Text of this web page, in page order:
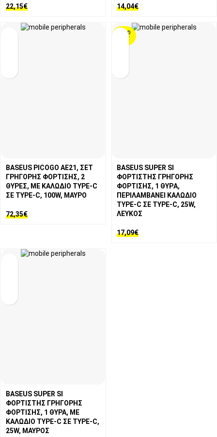
22,15€ 14,04€
BASEUS PICOGO AE21, ΣΕΤ
ΓΡΗΓΟΡΗΣ ΦΟΡΤΙΣΗΣ, 2
ΘΥΡΕΣ, ΜΕ ΚΑΛΩΔΙΟ TYPE-C
ΣΕ TYPE-C, 100W, ΜΑΥΡΟ
72,35€
SOLD
OUT
BASEUS SUPER SI
ΦΟΡΤΙΣΤΗΣ ΓΡΗΓΟΡΗΣ
ΦΟΡΤΙΣΗΣ, 1 ΘΥΡA,
ΠΕΡΙΛΑΜΒΑΝΕΙ ΚΑΛΩΔΙΟ
TYPE-C ΣΕ TYPE-C, 25W,
ΛΕΥΚΟΣ
17,09€
BASEUS SUPER SI
ΦΟΡΤΙΣΤΗΣ ΓΡΗΓΟΡΗΣ
ΦΟΡΤΙΣΗΣ, 1 ΘΥΡΑ, ΜΕ
ΚΑΛΩΔΙΟ TYPE-C ΣΕ TYPE-C,
25W, ΜΑΥΡΟΣ